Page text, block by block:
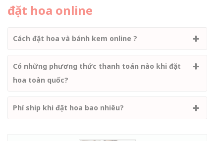
đặt hoa online
Cách đặt hoa và bánh kem online ?
Có những phương thức thanh toán nào khi đặt
hoa toàn quốc?
Phí ship khi đặt hoa bao nhiêu?